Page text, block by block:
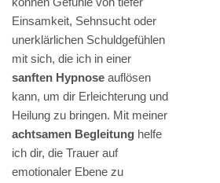
Einsamkeit, Sehnsucht oder
unerklärlichen Schuldgefühlen
mit sich, die ich in einer
sanften Hypnose auflösen
kann, um dir Erleichterung und
Heilung zu bringen. Mit meiner
achtsamen Begleitung helfe
ich dir, die Trauer auf
emotionaler Ebene zu